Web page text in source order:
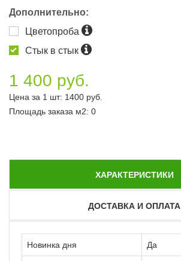
Дополнительно:
Цветопроба
Стык в стык
1 400 руб.
Цена за 1 шт: 1400 руб.
Площадь заказа м2: 0
ХАРАКТЕРИСТИКИ
ДОСТАВКА И ОПЛАТА
Новинка дня Да